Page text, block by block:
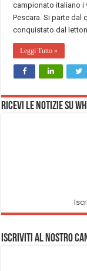
campionato italiano i
Pescara. Si parte dal
conquistato dal
Leggi Tutto »
Ricevi le notizie su
Iscriviti al nostro